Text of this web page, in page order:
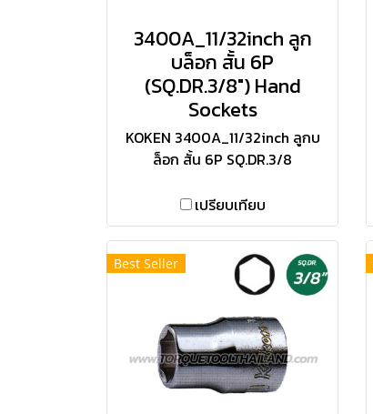
3400A_11/32inch ลูก
บล็อก สั้น 6P
(SQ.DR.3/8") Hand
Sockets
KOKEN 3400A_11/32inch ลูกบ
ล็อก สั้น 6P SQ.DR.3/8
เปรียบเทียบ
Best Seller